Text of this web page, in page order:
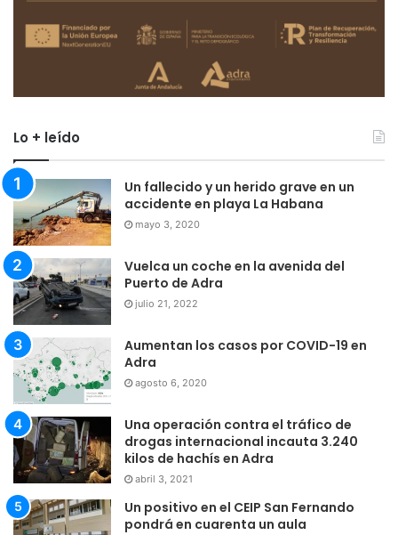
Lo + leído
Un fallecido y un herido grave en un
accidente en playa La Habana
mayo 3, 2020
Vuelca un coche en la avenida del
Puerto de Adra
julio 21, 2022
Aumentan los casos por COVID-19 en
Adra
agosto 6, 2020
Una operación contra el tráfico de
drogas internacional incauta 3.240
kilos de hachís en Adra
abril 3, 2021
Un positivo en el CEIP San Fernando
pondrá en cuarenta un aula